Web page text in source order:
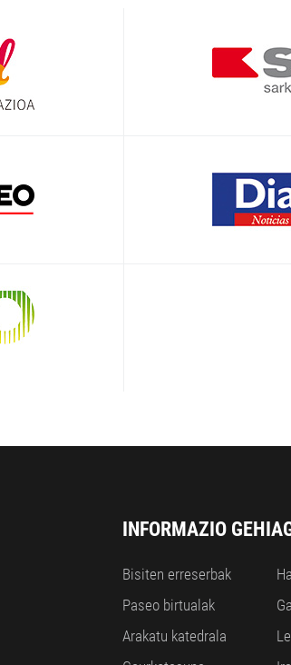
INFORMAZIO
Bisiten erreserbak
Paseo birtualak
Arakatu katedrala